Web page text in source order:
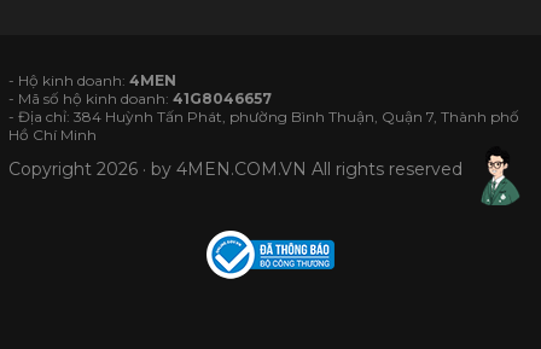
- Hộ kinh doanh:4MEN
- Mã số hộ kinh doanh:41G8046657
- Địa chỉ: 384 Huỳnh Tấn Phát, phường Bình Thuận, Quận 7, Thành phố
Hồ Chí Minh
Copyright 2026 · by4MEN.COM.VN All rights reserved